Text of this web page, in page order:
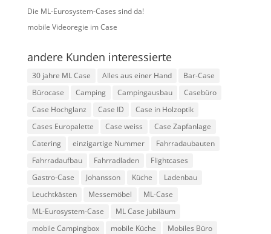
Die ML-Eurosystem-Cases sind da!
mobile Videoregie im Case
andere Kunden interessierte
30 jahre ML Case Alles aus einer Hand
Bar-Case
Bürocase
Camping Campingausbau
Casebüro
Case Hochglanz
Case ID
Case in Holzoptik
Cases Europalette
Case weiss
Case Zapfanlage
Catering
einzigartige Nummer
Fahrradaubauten
Fahrradaufbau
Fahrradladen
Flightcases
Gastro-Case
Johansson Küche
Ladenbau
Leuchtkästen
Messemöbel
ML-Case
ML-Eurosystem-Case
ML Case jubiläum
mobile Campingbox
mobile Küche
Mobiles Büro